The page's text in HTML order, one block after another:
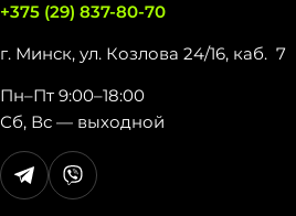
+375 (29) 837-80-70
г. Минск, ул. Козлова 24/16, каб. 7
Пн–Пт 9:00–18:00
Сб, Вс — выходной